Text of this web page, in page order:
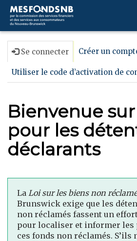
Se connecter Créer un
Utiliser le code d’activation de
Bienvenue
pour les
déclarants
La Loi sur les biens non
Brunswick exige que les
non réclamés fassent un
pour localiser et informer les
ces fonds non réclamés. S’ils